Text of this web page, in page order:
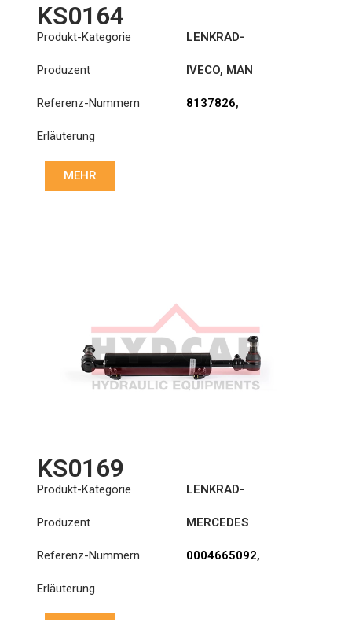
KS0164
Produkt-Kategorie
LENKRAD-
Produzent
IVECO, MAN
Referenz-Nummern 8137826,
Erläuterung
MEHR
KS0169
Produkt-Kategorie
LENKRAD-
Produzent
MERCEDES
Referenz-Nummern 0004665092,
Erläuterung